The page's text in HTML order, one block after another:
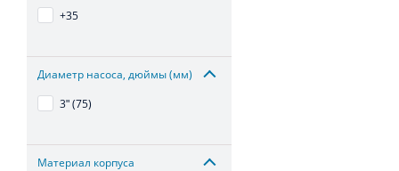
+35
Диаметр насоса, дюймы (мм)
3ʺ (75)
Материал корпуса